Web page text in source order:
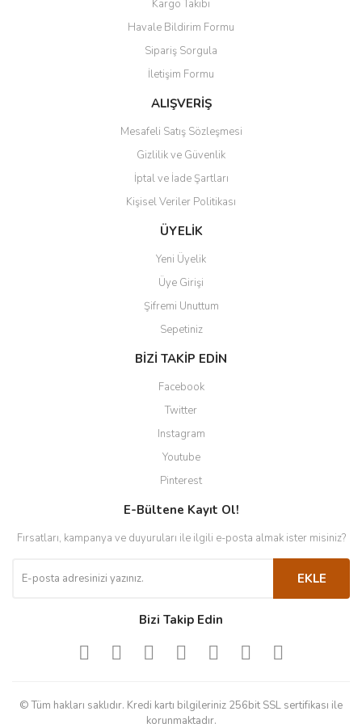
Ürün fiyatı diğer sitelerden daha pahalı.
Bu ürüne benzer farklı alternatifler olmalı.
Gönder
Kargo Takibi
Havale Bildirim Formu
Sipariş Sorgula
İletişim Formu
ALIŞVERİŞ
Mesafeli Satış Sözleşmesi
Gizlilik ve Güvenlik
İptal ve İade Şartları
Kişisel Veriler Politikası
ÜYELİK
Yeni Üyelik
Üye Girişi
Şifremi Unuttum
Sepetiniz
BİZİ TAKİP EDİN
Facebook
Twitter
Instagram
Youtube
Pinterest
E-Bültene Kayıt Ol!
Fırsatları, kampanya ve duyuruları ile ilgili e-posta almak ister misiniz?
EKLE
Bizi Takip Edin
© Tüm hakları saklıdır. Kredi kartı bilgileriniz 256bit SSL sertifikası ile
korunmaktadır.